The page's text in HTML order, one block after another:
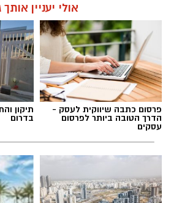
תגים:היכל התרבות יבנה עונת
אולי יעניין אותך
פרסום כתבה שיווקית לעסק -
הדרך הטובה ביותר לפרסום
עסקים
תיקון
בדרום